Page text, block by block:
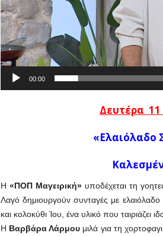
00:00
Δευτέρα 11
«Ελαιόλαδο
Η «ΠΟΠ Μαγειρική»υποδέχεται τη
Λαγό δημιουργούν συνταγές με
και κολοκύθι Ίου, ένα υλικό που ταιριάζει
Η Βαρβάρα Λάρμου μιλά για τη